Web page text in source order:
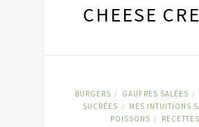
CHEESE
BURGERS / GAUFRES SALÉES /
SUCRÉES / MES INTUITIONS
POISSONS / RECETTES